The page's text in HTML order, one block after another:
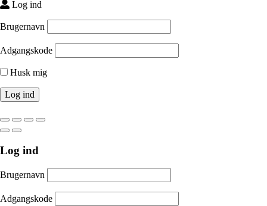
Log ind
Brugernavn
Adgangskode
Husk mig
Log ind
Brugernavn
Adgangskode